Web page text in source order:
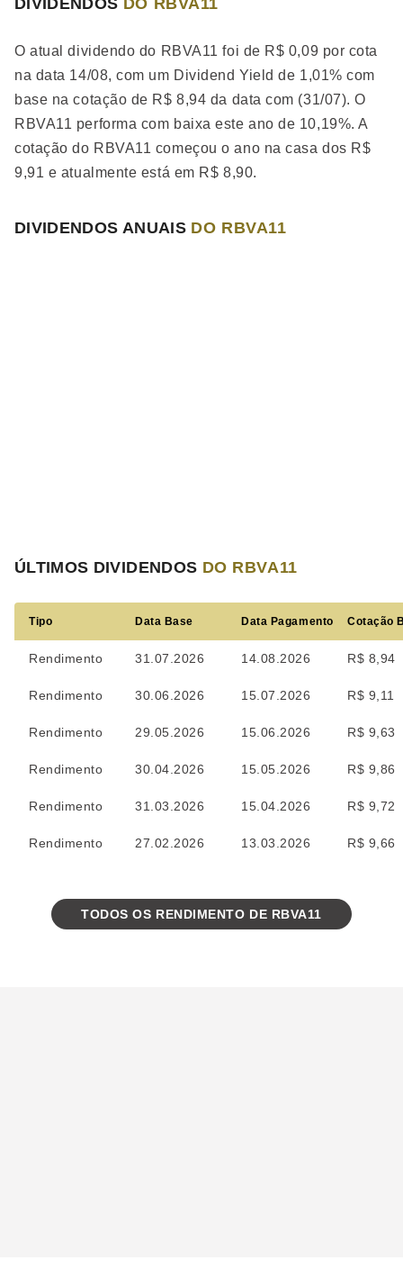
mínimo mensal de R$ 64.170,04 (base 01/05/2021,
ajustada anualmente pelo IGP-M). Destinado a
investidores em geral, visa ganho de capital a longo
prazo e renda na exploração dos ativos para
valorização das cotas.
DIVIDENDOS DO RBVA11
O atual dividendo do RBVA11 foi de R$ 0,09 por cota
na data 14/08, com um Dividend Yield de 1,01% com
base na cotação de R$ 8,94 da data com (31/07). O
RBVA11 performa com baixa este ano de 10,19%. A
cotação do RBVA11 começou o ano na casa dos R$
9,91 e atualmente está em R$ 8,90.
DIVIDENDOS ANUAIS DO RBVA11
ÚLTIMOS DIVIDENDOS DO RBVA11
Tipo Data Base Data Pagamento Cotação
Rendimento 31.07.2026 14.08.2026 R$ 8,94
Rendimento 30.06.2026 15.07.2026 R$ 9,11
Rendimento 29.05.2026 15.06.2026 R$ 9,63
Rendimento 30.04.2026 15.05.2026 R$ 9,86
Rendimento 31.03.2026 15.04.2026 R$ 9,72
Rendimento 27.02.2026 13.03.2026 R$ 9,66
TODOS OS RENDIMENTO DE RBVA11